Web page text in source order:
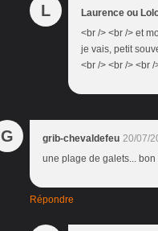
L Laurence ou
<br /> <br /> et
je vais, petit
<br /> <br /> <br /
G grib-chevaldefeu 20/07/
une plage de galets...
Répondre